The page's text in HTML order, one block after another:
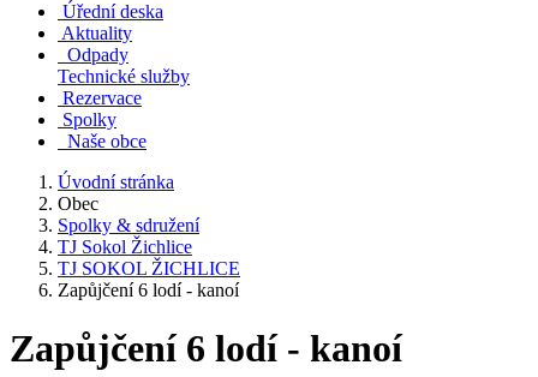
Úřední deska
Aktuality
Odpady
Technické služby
Rezervace
Spolky
Naše obce
Úvodní stránka
Obec
Spolky & sdružení
TJ Sokol Žichlice
TJ SOKOL ŽICHLICE
Zapůjčení 6 lodí - kanoí
Zapůjčení 6 lodí - kanoí